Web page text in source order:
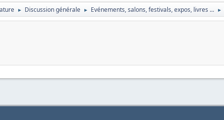
► Discussion générale ► Evénements, salons, festivals, expos, livres ... ►